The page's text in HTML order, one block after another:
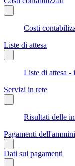
Costi
Liste di attesa
Liste di attesa -
Servizi in rete
Risultati delle
Pagamenti
Dati sui pagamenti